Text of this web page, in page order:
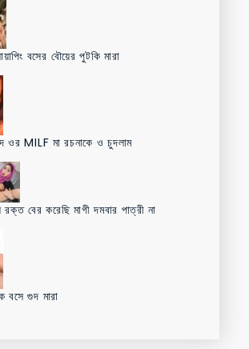
বসের বৌয়ের পুটকি মারা
ওর MILF মা রচনাকে ও চুদলাম
রক্ত বের করেছি মাগী দমবার পাত্রী না
বসে গুদ মারা